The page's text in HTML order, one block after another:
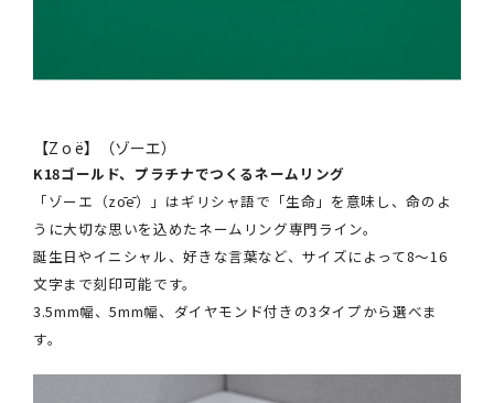
【Z o ë】（ゾーエ）
K18ゴールド、プラチナでつくるネームリング
「ゾーエ（zōē）」はギリシャ語で「生命」を意味し、命のよ
うに大切な思いを込めたネームリング専門ライン。
誕生日やイニシャル、好きな言葉など、サイズによって8～16
文字まで刻印可能です。
3.5mm幅、5mm幅、ダイヤモンド付きの3タイプから選べま
す。